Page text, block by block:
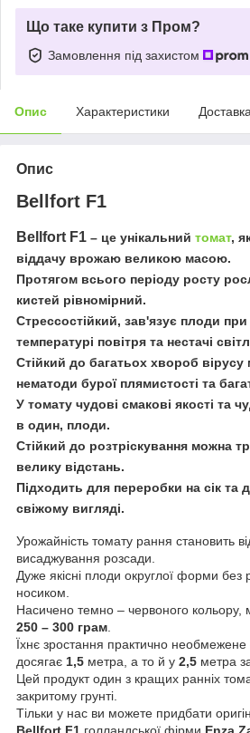
Що таке купити з Пром?
Замовлення під захистом
Опис Характеристики Доставка
Опис
Bellfort F1
Bellfort F1 – це унікальний томат,
віддачу врожаю великою масою.
Протягом всього періоду росту
кистей рівномірний.
Стрессостійкий, зав'язує плоди при
температурі повітря та нестачі
Стійкий до багатьох хвороб вірусу
нематоди бурої плямистості та
У томату чудові смакові якості та
в один, плоди.
Стійкий до розтріскування можна
велику відстань.
Підходить для переробки на сік та
свіжому вигляді.
Урожайність томату рання становить
висаджування розсади.
Дуже якісні плоди округлої форми без
носиком.
Насичено темно – червоного кольору,
250 – 300 грам
Їхнє зростання практично
досягає 1,5 метра, а то й у 2,5 метра
Цей продукт один з кращих ранніх
закритому грунті.
Тільки у нас ви можете придбати